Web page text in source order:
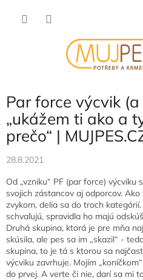
Par force výcvik
„ukážem ti ako a
prečo“ |
28.8.2021
Od „vzniku“ PF (par force)
svojich zástancov aj odporcov.
zvykom, delia sa do troch
schvaľujú, spravidla ho majú
Druhá skupina, ktorá je pre mňa
skúsila, ale pes sa im „skazil“ -
skupina, to je tá s ktorou sa
výcviku zavrhuje. Mojím
do prvej. A verte či nie, darí sa mi